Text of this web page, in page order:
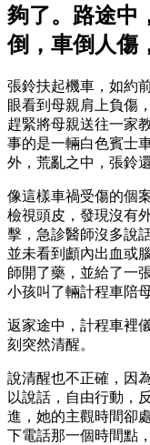
夠了。路途中
倒，車倒人傷
張鈴扶起機車，如約
眼看到母親肩上負傷
趕緊將母親送往一家
事的是一輛白色賓士
外，荒亂之中，張鈴
像這樣車禍受傷的個
檢視頭皮，發現沒有
擊，急診醫師沒多說
並未看到顱內出血或
師開了藥，並給了一
小孩叫了輛計程車陪
返家途中，計程車裡
刻突然清醒。
說清醒也不正確，因
以說話，自由行動，
進，她的主觀時間卻
下電話那一個時間點